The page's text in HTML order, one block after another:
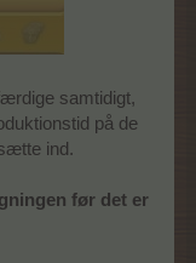
samtidigt,
på de
ind.
før det er